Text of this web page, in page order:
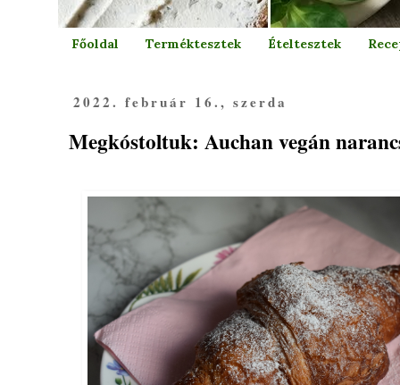
Főoldal Terméktesztek Ételtesztek
2022. február 16., szerda
Megkóstoltuk: Auchan vegán